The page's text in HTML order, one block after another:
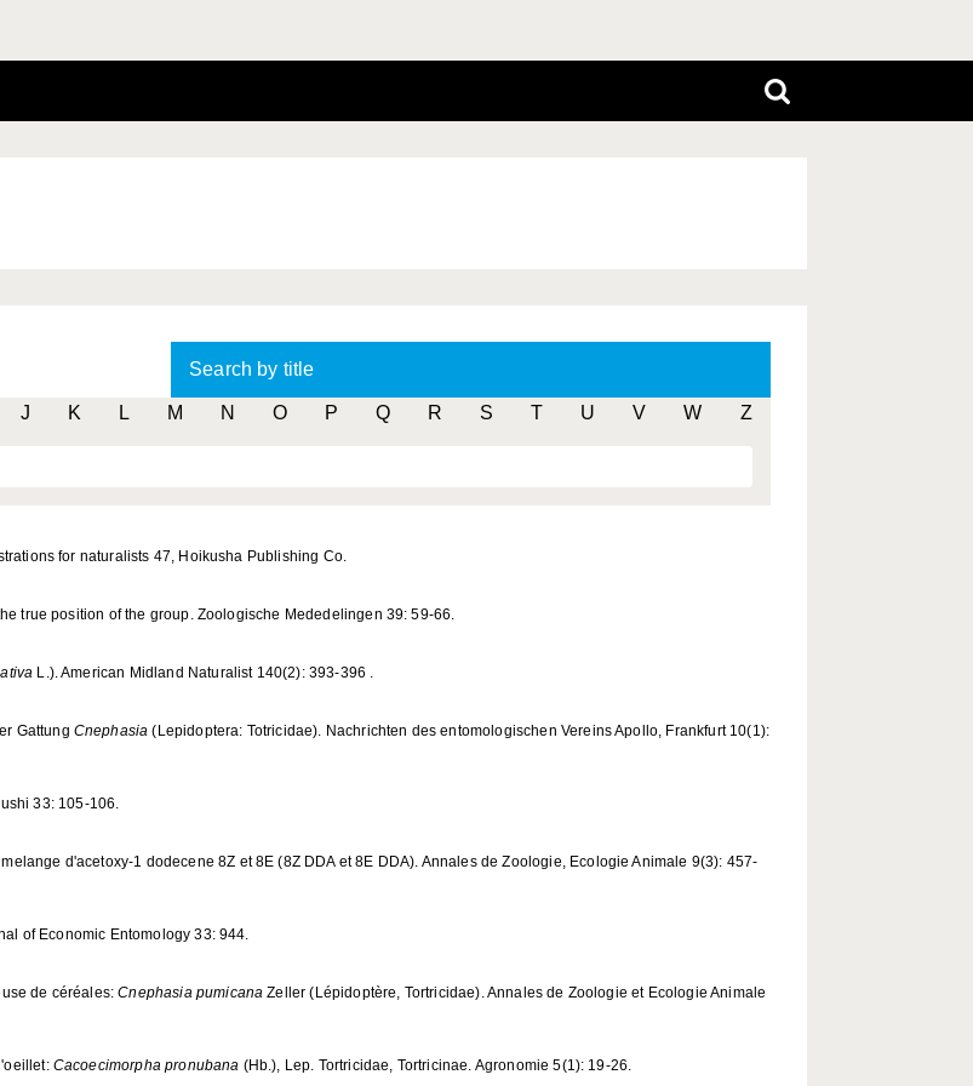
Search by title
J K L M N O P Q R S T U V W Z
for naturalists 47, Hoikusha Publishing Co.
true position of the group. Zoologische Mededelingen 39: 59-66.
L.). American Midland Naturalist 140(2): 393-396 .
Gattung Cnephasia (Lepidoptera: Totricidae). Nachrichten des entomologischen Vereins Apollo, Frankfurt 10(1):
33: 105-106.
d'acetoxy-1 dodecene 8Z et 8E (8Z DDA et 8E DDA). Annales de Zoologie, Ecologie Animale 9(3): 457-
of Economic Entomology 33: 944.
de céréales:Cnephasia pumicana Zeller (Lépidoptère, Tortricidae). Annales de Zoologie et Ecologie Animale
Cacoecimorpha pronubana (Hb.), Lep. Tortricidae, Tortricinae. Agronomie 5(1): 19-26.